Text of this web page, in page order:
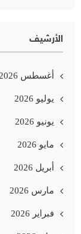
الأرشيف
أغسطس 2026
يوليو 2026
يونيو 2026
مايو 2026
أبريل 2026
مارس 2026
فبراير 2026